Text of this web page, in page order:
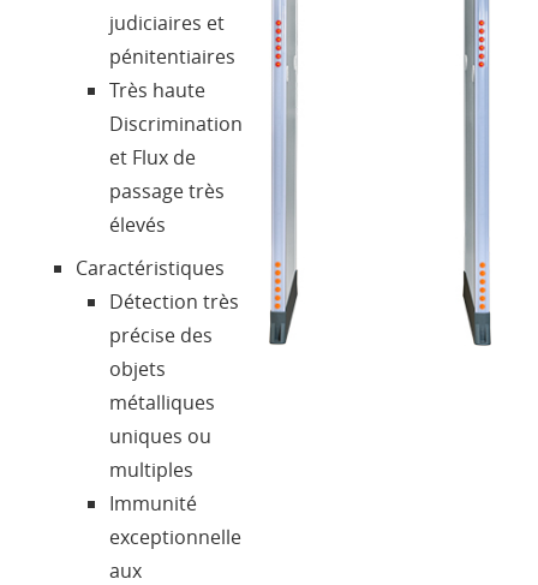
judiciaires et
pénitentiaires
Très haute
Discrimination
et Flux de
passage très
élevés
Caractéristiques
Détection très
précise des
objets
métalliques
uniques ou
multiples
Immunité
exceptionnelle
aux